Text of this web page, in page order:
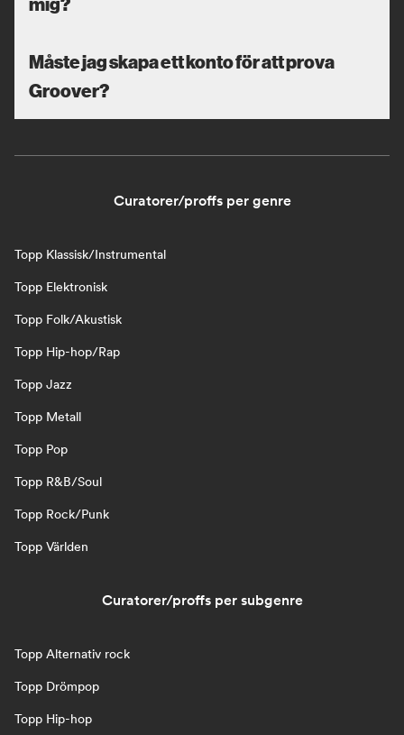
Måste jag skapa ett konto för att prova
Groover?
Curatorer/proffs per genre
Topp Klassisk/Instrumental
Topp Elektronisk
Topp Folk/Akustisk
Topp Hip-hop/Rap
Topp Jazz
Topp Metall
Topp Pop
Topp R&B/Soul
Topp Rock/Punk
Topp Världen
Curatorer/proffs per subgenre
Topp Alternativ rock
Topp Drömpop
Topp Hip-hop